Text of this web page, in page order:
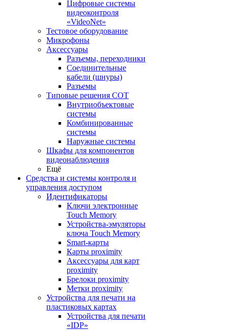
Цифровые системы
видеоконтроля
«VideoNet»
Тестовое оборудование
Микрофоны
Аксессуары
Разъемы, переходники
Соединительные
кабели (шнуры)
Разъемы
Типовые решения СОТ
Внутриобъектовые
системы
Комбинированные
системы
Наружные системы
Шкафы для компонентов
видеонаблюдения
Ещё
Средства и системы контроля и
управления доступом
Идентификаторы
Ключи электронные
Touch Memory
Устройства-эмуляторы
ключа Touch Memory
Smart-карты
Карты proximity
Аксессуары для карт
proximitу
Брелоки proximity
Метки proximity
Устройства для печати на
пластиковых картах
Устройства для печати
«IDP»